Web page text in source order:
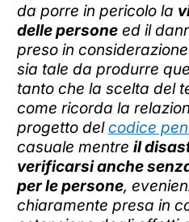
da porre in pericolo la
delle personeed il
preso in
sia tale da produrre
tanto che la scelta del
come ricorda la
progetto delcodice
casuale mentre il
verificarsi anche
per le persone,
chiaramente presa in